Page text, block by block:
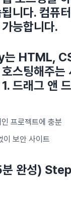
니다. 컴퓨
능합니다.
는 HTML,
스팅해주는
드래그 앤
프로젝트에 충분
보안 사이트
완성)